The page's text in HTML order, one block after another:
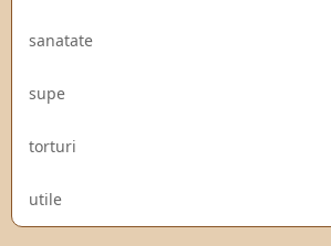
sanatate
supe
torturi
utile